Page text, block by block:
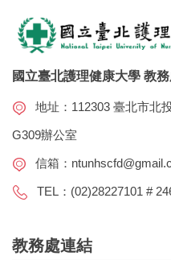
國立臺北護理健康大學 教
地址：112303 臺北市北
G309辦公室
信箱：
TEL：(02)28227101 #
教務處連結